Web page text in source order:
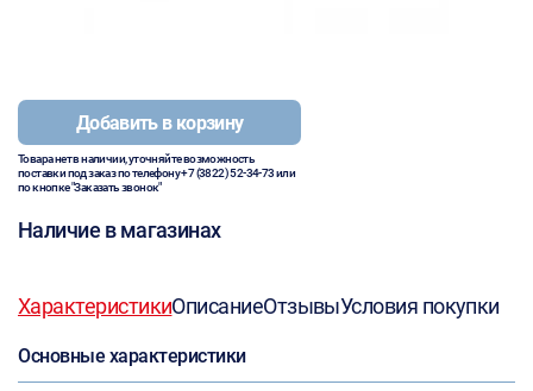
Добавить в корзину
Товара нет в наличии, уточняйте возможность
поставки под заказ по телефону+7 (3822) 52-34-73или
по кнопке "Заказать звонок"
Наличие в магазинах
ХарактеристикиОписаниеОтзывыУсловия покупки
Основные характеристики